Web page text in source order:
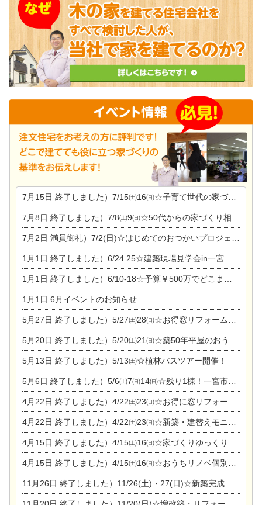
7月15日 終了しました）7/15㈯16㈰☆子育て世代の家づくり相談会
7月8日 終了しました）7/8㈯9㈰☆50代からの家づくり相談会
7月2日 満員御礼）7/2(日)☆はじめてのおつかいプロジェクト
1月1日 終了しました）6/24.25☆建築現場見学会in一宮市木曽川町
1月1日 終了しました）6/10-18☆予算￥500万でどこまでできるの？リフォーム相談会
1月1日 6月イベントのお知らせ
5月27日 終了しました）5/27㈯28㈰☆お得窓リフォーム個別相談会
5月20日 終了しました）5/20㈯21㈰☆築50年平屋のおうちリノベーション完成見学会
5月13日 終了しました）5/13㈯☆植林バスツアー開催！
5月6日 終了しました）5/6㈯7㈰14㈰☆残り1棟！一宮市限定モニター募集相談会(新築・建替え)
4月22日 終了しました）4/22㈯23㈰☆お得に窓リフォーム個別相談会
4月22日 終了しました）4/22㈯23㈰☆新築・建替えモニター募集個別相談会
4月15日 終了しました）4/15㈯16㈰☆家づくりゆっくりじっくり個別相談会
4月15日 終了しました）4/15㈯16㈰☆おうちリノベ個別相談会
11月26日 終了しました）11/26(土)・27(日)☆新築完成見学会 in一宮市あずら